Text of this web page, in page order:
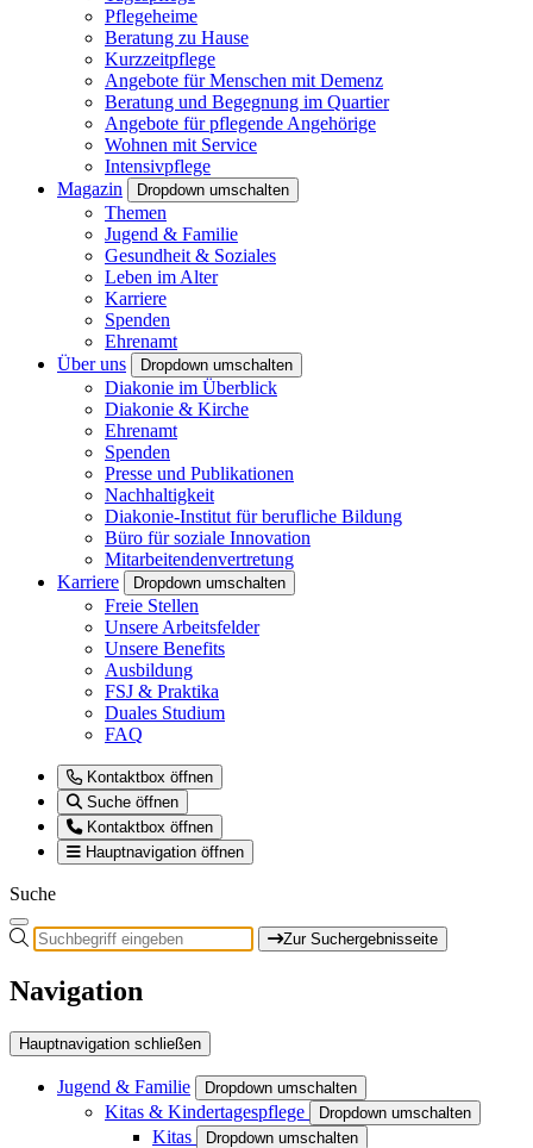
Pflegeheime
Beratung zu Hause
Kurzzeitpflege
Angebote für Menschen mit Demenz
Beratung und Begegnung im Quartier
Angebote für pflegende Angehörige
Wohnen mit Service
Intensivpflege
Magazin
Dropdown umschalten
Themen
Jugend & Familie
Gesundheit & Soziales
Leben im Alter
Karriere
Spenden
Ehrenamt
Über uns
Dropdown umschalten
Diakonie im Überblick
Diakonie & Kirche
Ehrenamt
Spenden
Presse und Publikationen
Nachhaltigkeit
Diakonie-Institut für berufliche Bildung
Büro für soziale Innovation
Mitarbeitendenvertretung
Karriere
Dropdown umschalten
Freie Stellen
Unsere Arbeitsfelder
Unsere Benefits
Ausbildung
FSJ & Praktika
Duales Studium
FAQ
Kontaktbox öffnen
Suche öffnen
Kontaktbox öffnen
Hauptnavigation öffnen
Suche
Zur Suchergebnisseite
Navigation
Hauptnavigation schließen
Jugend & Familie Dropdown umschalten
Kitas & Kindertagespflege Dropdown umschalten
Kitas Dropdown umschalten